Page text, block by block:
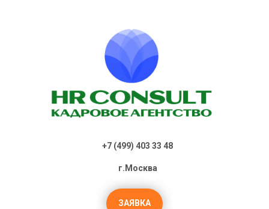
+7 (499) 403 33 48
г.Москва
ЗАЯВКА